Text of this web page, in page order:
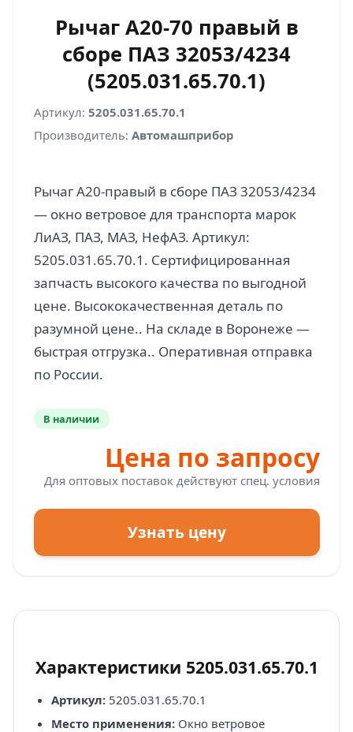
Рычаг А20-70 правый в
сборе ПАЗ 32053/4234
(5205.031.65.70.1)
Артикул: 5205.031.65.70.1
Производитель: Автомашприбор
Рычаг А20-правый в сборе ПАЗ 32053/4234
— окно ветровое для транспорта марок
ЛиАЗ, ПАЗ, МАЗ, НефАЗ. Артикул:
5205.031.65.70.1. Сертифицированная
запчасть высокого качества по выгодной
цене. Высококачественная деталь по
разумной цене.. На складе в Воронеже —
быстрая отгрузка.. Оперативная отправка
В наличии
Цена по запросу
Для оптовых поставок действуют спец. условия
Узнать цену
Характеристики 5205.031.65.70.1
Артикул:5205.031.65.70.1
Место применения:Окно ветровое